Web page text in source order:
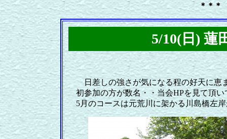
＊＊＊
5/10(日) 蓮
日差しの強さが気になる程の好天に恵
初参加の方が数名・・当会HPを見て頂
5月のコースは元荒川に架かる川島橋左